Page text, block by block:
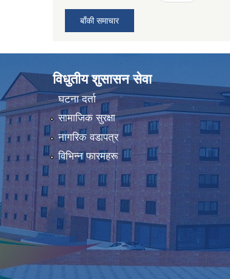
बाँकी समाचार
विधुतीय शुसासन सेवा
घटना दर्ता
सामाजिक सुरक्षा
नागरिक वडापत्र
विभिन्न फारमहरू